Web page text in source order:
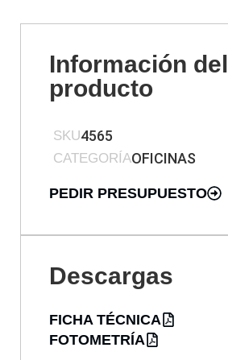
Información del
producto
SKU4565
CATEGORÍAOFICINAS
PEDIR PRESUPUESTO
Descargas
FICHA TÉCNICA
FOTOMETRÍA